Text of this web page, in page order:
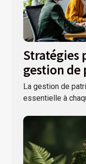
Stratégies
gestion de
différentes
La gestion de
essentielle à